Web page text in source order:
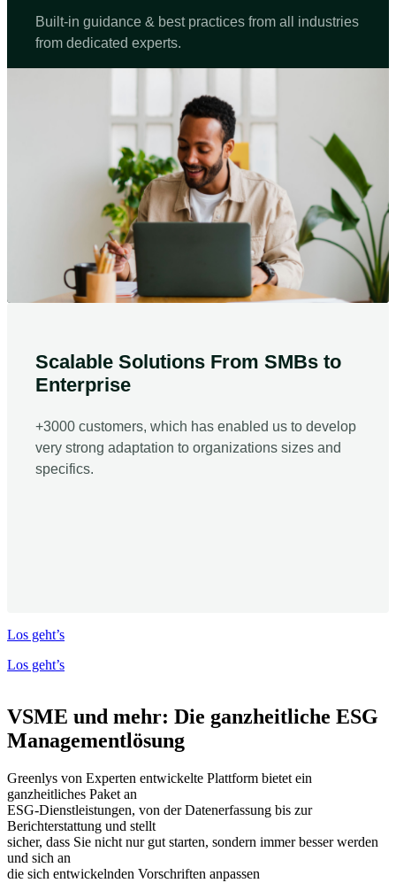
Built-in guidance & best practices from all industries
from dedicated experts.
Scalable Solutions From SMBs to
Enterprise
+3000 customers, which has enabled us to develop
very strong adaptation to organizations sizes and
specifics.
Los geht’s
Los geht’s
VSME und mehr: Die ganzheitliche ESG
Managementlösung
Greenlys von Experten entwickelte Plattform bietet ein
ganzheitliches Paket an
ESG-Dienstleistungen, von der Datenerfassung bis zur
Berichterstattung und stellt
sicher, dass Sie nicht nur gut starten, sondern immer besser werden
und sich an
die sich entwickelnden Vorschriften anpassen